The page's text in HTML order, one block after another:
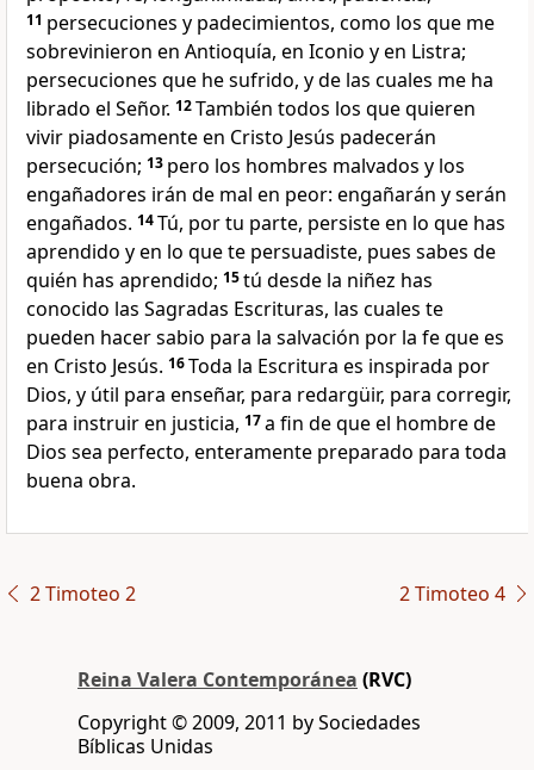
11 persecuciones y padecimientos, como los que me
sobrevinieron en Antioquía, en Iconio y en Listra;
persecuciones que he sufrido, y de las cuales me ha
librado el Señor. 12También todos los que quieren
vivir piadosamente en Cristo Jesús padecerán
persecución; 13 pero los hombres malvados y los
engañadores irán de mal en peor: engañarán y serán
engañados. 14Tú, por tu parte, persiste en lo que has
aprendido y en lo que te persuadiste, pues sabes de
quién has aprendido; 15tú desde la niñez has
conocido las Sagradas Escrituras, las cuales te
pueden hacer sabio para la salvación por la fe que es
en Cristo Jesús. 16Toda la Escritura es inspirada por
Dios, y útil para enseñar, para redargüir, para corregir,
para instruir en justicia, 17a fin de que el hombre de
Dios sea perfecto, enteramente preparado para toda
buena obra.
2 Timoteo 2 2 Timoteo 4
Reina Valera Contemporánea (RVC)
Copyright © 2009, 2011 by Sociedades
Bíblicas Unidas